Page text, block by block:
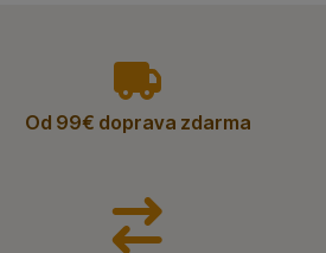
vyhody
Od 99€ doprava zdarma